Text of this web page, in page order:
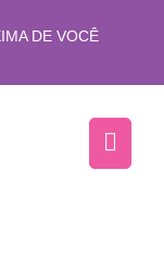
DE VOCÊ